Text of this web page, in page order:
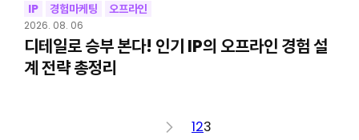
IP 경험마케팅 오프라인
2026. 08. 06
디테일로 승부 본다! 인기 IP의 오프라인 경험 설
계 전략 총정리
< 123